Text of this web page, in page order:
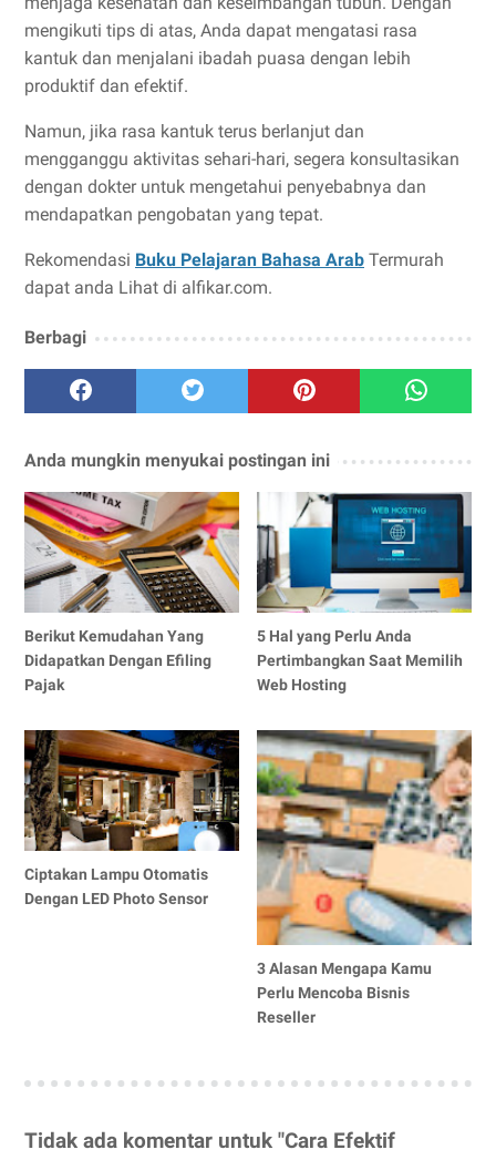
mengikuti tips di atas, Anda dapat mengatasi rasa
kantuk dan menjalani ibadah puasa dengan lebih
produktif dan efektif.
Namun, jika rasa kantuk terus berlanjut dan
mengganggu aktivitas sehari-hari, segera konsultasikan
dengan dokter untuk mengetahui penyebabnya dan
mendapatkan pengobatan yang tepat.
Rekomendasi Buku Pelajaran Bahasa Arab Termurah
dapat anda Lihat di alfikar.com.
Berbagi
Anda mungkin menyukai postingan ini
Berikut Kemudahan Yang
Didapatkan Dengan Efiling
Pajak
5 Hal yang Perlu Anda
Pertimbangkan Saat Memilih
Web Hosting
Ciptakan Lampu Otomatis
Dengan LED Photo Sensor
3 Alasan Mengapa Kamu
Perlu Mencoba Bisnis
Reseller
Tidak ada komentar untuk "Cara Efektif